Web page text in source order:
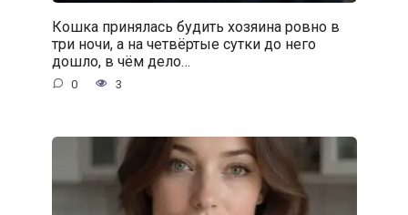
Кошка принялась будить хозяина ровно в
три ночи, а на четвёртые сутки до него
дошло, в чём дело…
0 3